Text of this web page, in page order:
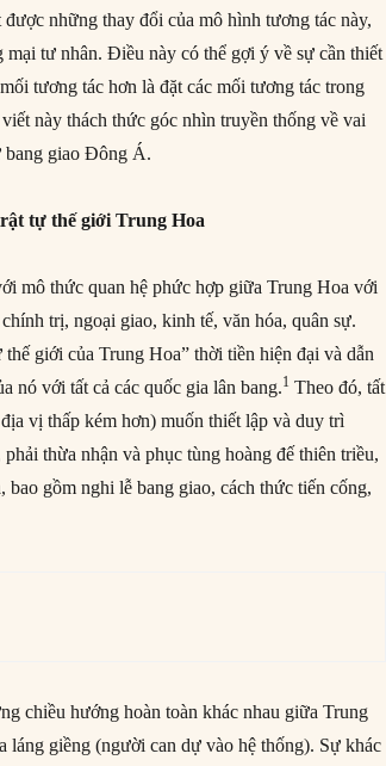
những thay đổi của mô hình tương tác này,
tư nhân. Điều này có thể gợi ý về sự cần thiết
tương tác hơn là đặt các mối tương tác trong
này thách thức góc nhìn truyền thống về vai
bang giao Đông Á.
tự thế giới Trung Hoa
mô thức quan hệ phức hợp giữa Trung Hoa với
trị, ngoại giao, kinh tế, văn hóa, quân sự.
giới của Trung Hoa” thời tiền hiện đại và dẫn
nó với tất cả các quốc gia lân bang.1 Theo đó, tất
vị thấp kém hơn) muốn thiết lập và duy trì
thừa nhận và phục tùng hoàng đế thiên triều,
bao gồm nghi lễ bang giao, cách thức tiến cống,
chiều hướng hoàn toàn khác nhau giữa Trung
láng giềng (người can dự vào hệ thống). Sự khác